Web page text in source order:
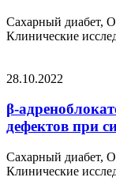
Сахарный диабет,
Клинические
28.10.2022
β-
дефектов при
Сахарный диабет,
Клинические